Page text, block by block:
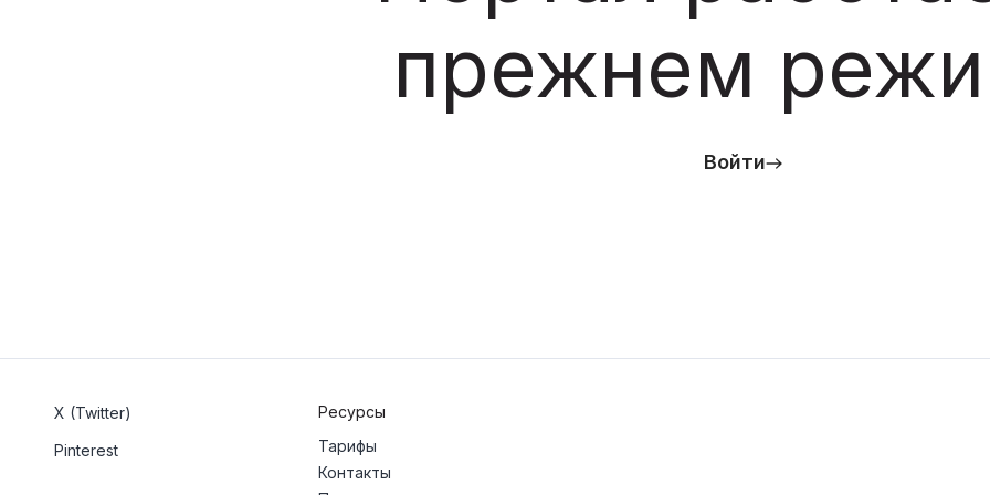
прежнем
Войти
X (Twitter)
Pinterest
Ресурсы
Тарифы
Контакты